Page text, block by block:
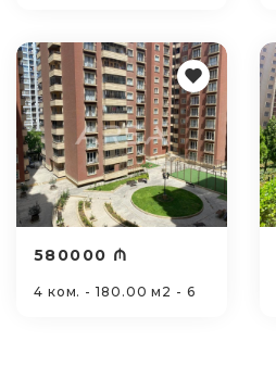
580000 ₼
4 ком. - 180.00 м2 - 6